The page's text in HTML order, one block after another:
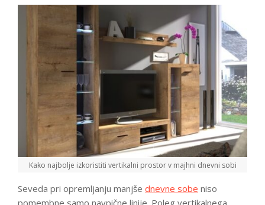
Kako najbolje izkoristiti vertikalni prostor v majhni dnevni sobi
Seveda pri opremljanju manjše dnevne sobe niso
pomembne samo navpične linije. Poleg vertikalnega